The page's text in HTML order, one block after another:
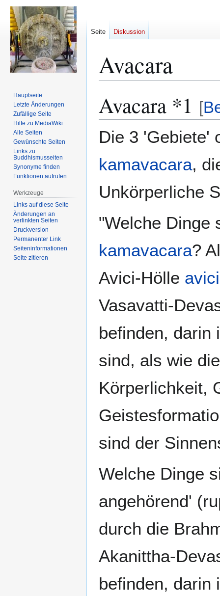
Avacara
Navigation
Suche
Avacara *1 [
Die 3 'Gebiete'
kamavacara,
Unkörperliche
"Welche Dinge
kamavacara?
Avici-Hölle avici
Vasavatti-
befinden, darin
sind, als wie
Körperlichkeit,
sind der
Welche Dinge
angehörend'
durch die
Akanittha-
befinden, darin
Seite Diskussion
Hauptseite
Letzte Änderungen
Zufällige Seite
Hilfe zu MediaWiki
Alle Seiten
Gewünschte Seiten
Links zu
Buddhismusseiten
Synonyme finden
Funktionen aufrufen
Werkzeuge
Links auf diese Seite
Änderungen an
verlinkten Seiten
Druckversion
Permanenter Link
Seiten­­informationen
Seite zitieren